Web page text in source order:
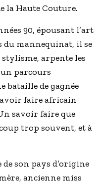
la Haute Couture.
90, épousant l’art
du mannequinat, il se
stylisme, arpente les
parcours
bataille de gagnée
faire africain
savoir faire que
trop souvent, et à
de son pays d’origine
ancienne miss